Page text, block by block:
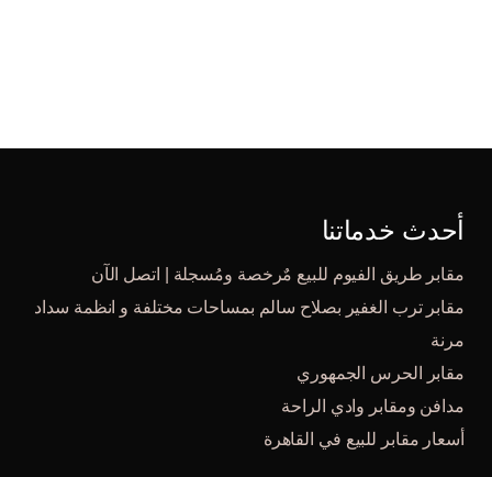
أحدث خدماتنا
مقابر طريق الفيوم للبيع مٌرخصة ومُسجلة | اتصل الآن
مقابر ترب الغفير بصلاح سالم بمساحات مختلفة و انظمة سداد
مرنة
مقابر الحرس الجمهوري
مدافن ومقابر وادي الراحة
أسعار مقابر للبيع في القاهرة